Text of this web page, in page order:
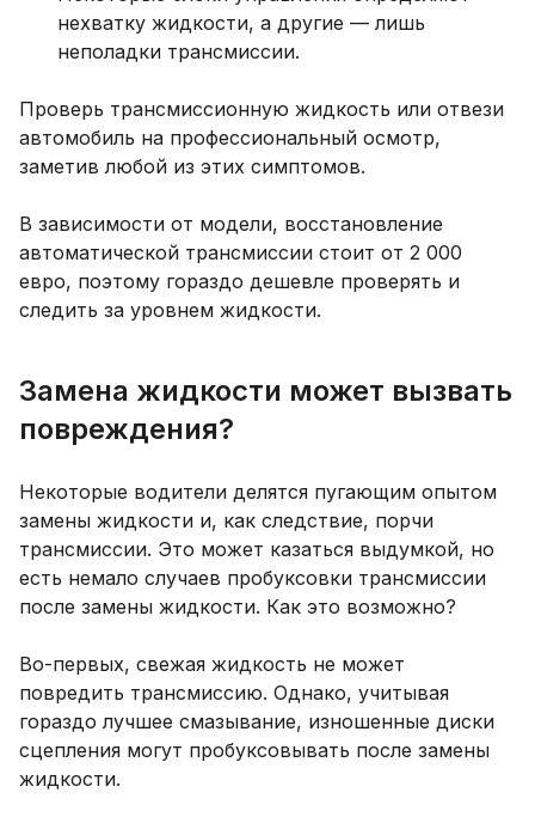
нехватку жидкости, а другие — лишь
неполадки трансмиссии.
Проверь трансмиссионную жидкость или отвези
автомобиль на профессиональный осмотр,
заметив любой из этих симптомов.
В зависимости от модели, восстановление
автоматической трансмиссии стоит от 2 000
евро, поэтому гораздо дешевле проверять и
следить за уровнем жидкости.
Замена жидкости может вызвать
повреждения?
Некоторые водители делятся пугающим опытом
замены жидкости и, как следствие, порчи
трансмиссии. Это может казаться выдумкой, но
есть немало случаев пробуксовки трансмиссии
после замены жидкости. Как это возможно?
Во-первых, свежая жидкость не может
повредить трансмиссию. Однако, учитывая
гораздо лучшее смазывание, изношенные диски
сцепления могут пробуксовывать после замены
жидкости.